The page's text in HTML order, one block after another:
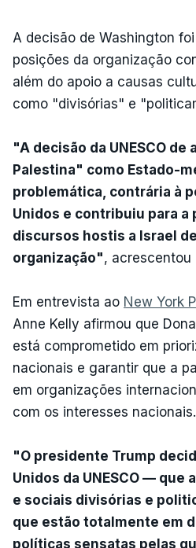
A decisão de Washington
posições da organização
além do apoio a causas
como "divisórias" e
"A decisão da UNESCO
Palestina" como Estado-
problemática, contrária à
Unidos e contribuiu para a
discursos hostis a Israel
organização", acrescentou
Em entrevista ao New York
Anne Kelly afirmou que
está comprometido em
nacionais e garantir que a
em organizações
com os interesses nacionais.
"O presidente Trump
Unidos da UNESCO — que
e sociais divisórias e
que estão totalmente em
políticas sensatas pelas